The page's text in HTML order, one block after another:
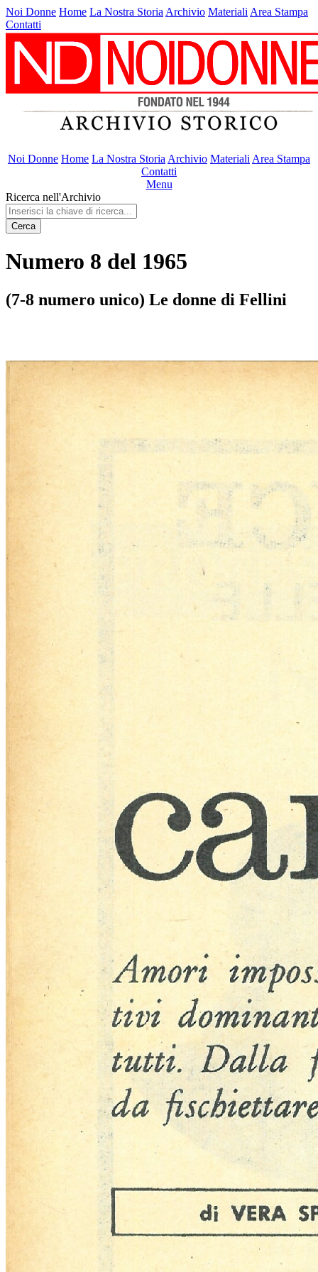
Noi Donne Home La Nostra Storia Archivio Materiali Area Stampa
Contatti
Noi Donne Home La Nostra Storia Archivio Materiali Area Stampa
Contatti
Menu
Ricerca nell'Archivio
Cerca
Numero 8 del 1965
(7-8 numero unico) Le donne di Fellini